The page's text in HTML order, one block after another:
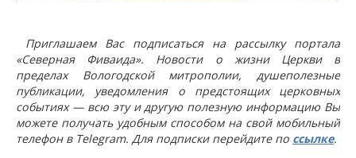
Приглашаем Вас подписаться на рассылку портала
«Северная Фиваида». Новости о жизни Церкви в
пределах Вологодской митрополии, душеполезные
публикации, уведомления о предстоящих церковных
событиях — всю эту и другую полезную информацию Вы
можете получать удобным способом на свой мобильный
телефон в Telegram. Для подписки перейдите по ссылке.